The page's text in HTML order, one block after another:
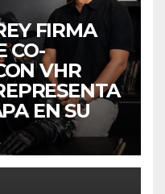
FIRMA
CO-
VHR
EN SU